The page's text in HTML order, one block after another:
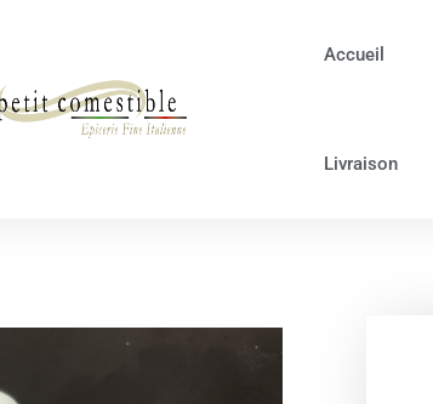
Accueil
Livraison